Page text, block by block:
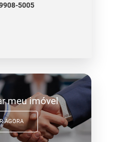
5005
meu imóvel
AGORA